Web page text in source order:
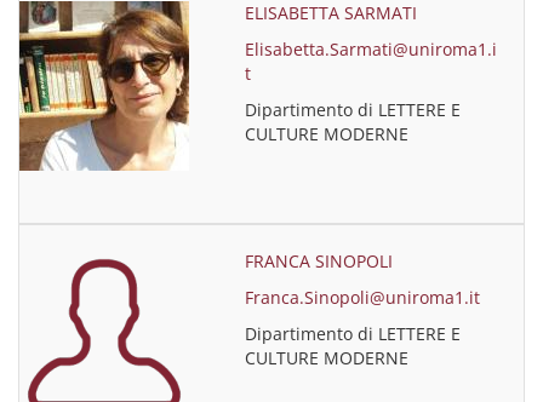
ELISABETTA SARMATI
Elisabetta.Sarmati@uniroma1.i
t
Dipartimento di LETTERE E
CULTURE MODERNE
FRANCA SINOPOLI
Franca.Sinopoli@uniroma1.it
Dipartimento di LETTERE E
CULTURE MODERNE